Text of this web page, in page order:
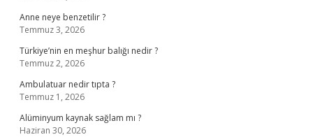
Anne neye benzetilir ?
Temmuz 3, 2026
Türkiye’nin en meşhur balığı nedir ?
Temmuz 2, 2026
Ambulatuar nedir tıpta ?
Temmuz 1, 2026
Alüminyum kaynak sağlam mı ?
Haziran 30, 2026